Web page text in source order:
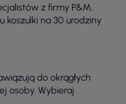
z firmy P&M,
koszulki na 30 urodziny
do okrągłych
osoby. Wybieraj